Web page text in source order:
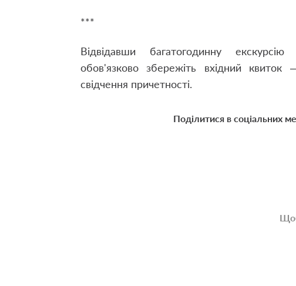
***
Відвідавши багатогодинну
обов'язково збережіть вхідний
свідчення причетності.
Поділитися в соціальних